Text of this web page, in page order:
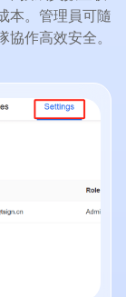
本。管理員可隨
作高效安全。